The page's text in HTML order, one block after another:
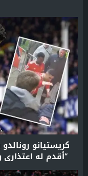
كريستيانو
“أقدم له